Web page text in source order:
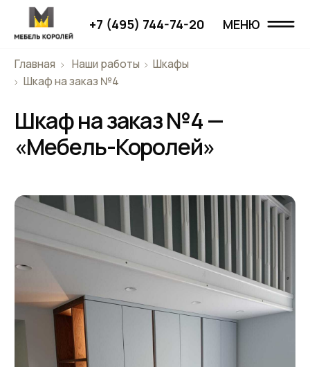
+7 (495) 744-74-20
Наши работы
Проекты
Главная
О компании
Отзывы
Контакты
Москва, ш. Энтузиастов 48/1
+7 (495) 744-74-20
Шкаф на заказ №4
Шкаф на заказ №4 —